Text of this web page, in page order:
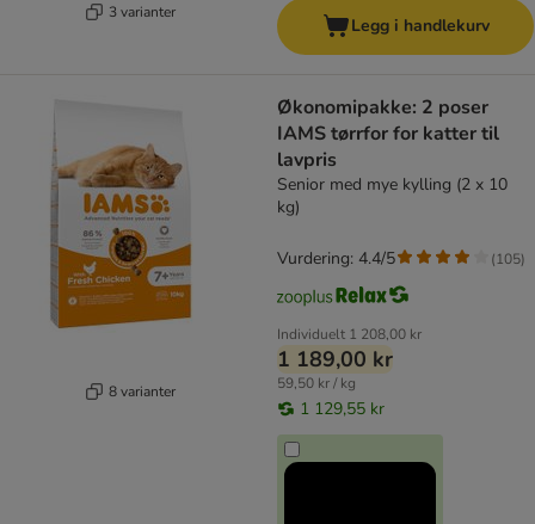
3 varianter
Legg i handlekurv
8 varianter
Økonomipakke: 2 poser
IAMS tørrfor for katter til
lavpris
Senior med mye kylling (2 x 10
kg)
Individuelt 1 208,00 kr
1 189,00 kr
59,50 kr / kg
1 129,55 kr
Vurdering: 4.4/5 (105)